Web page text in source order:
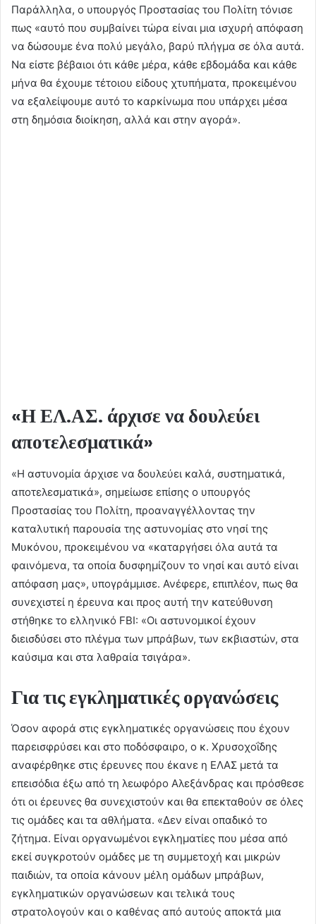
Παράλληλα, ο υπουργός Προστασίας του Πολίτη τόνισε
πως «αυτό που συμβαίνει τώρα είναι μια ισχυρή απόφαση
να δώσουμε ένα πολύ μεγάλο, βαρύ πλήγμα σε όλα αυτά.
Να είστε βέβαιοι ότι κάθε μέρα, κάθε εβδομάδα και κάθε
μήνα θα έχουμε τέτοιου είδους χτυπήματα, προκειμένου
να εξαλείψουμε αυτό το καρκίνωμα που υπάρχει μέσα
στη δημόσια διοίκηση, αλλά και στην αγορά».
«Η ΕΛ.ΑΣ. άρχισε να δουλεύει
αποτελεσματικά»
«Η αστυνομία άρχισε να δουλεύει καλά, συστηματικά,
αποτελεσματικά», σημείωσε επίσης ο υπουργός
Προστασίας του Πολίτη, προαναγγέλλοντας την
καταλυτική παρουσία της αστυνομίας στο νησί της
Μυκόνου, προκειμένου να «καταργήσει όλα αυτά τα
φαινόμενα, τα οποία δυσφημίζουν το νησί και αυτό είναι
απόφαση μας», υπογράμμισε. Ανέφερε, επιπλέον, πως θα
συνεχιστεί η έρευνα και προς αυτή την κατεύθυνση
στήθηκε το ελληνικό FBI: «Οι αστυνομικοί έχουν
διεισδύσει στο πλέγμα των μπράβων, των εκβιαστών, στα
καύσιμα και στα λαθραία τσιγάρα».
Για τις εγκληματικές οργανώσεις
Όσον αφορά στις εγκληματικές οργανώσεις που έχουν
παρεισφρύσει και στο ποδόσφαιρο, ο κ. Χρυσοχοΐδης
αναφέρθηκε στις έρευνες που έκανε η ΕΛΑΣ μετά τα
επεισόδια έξω από τη λεωφόρο Αλεξάνδρας και πρόσθεσε
ότι οι έρευνες θα συνεχιστούν και θα επεκταθούν σε όλες
τις ομάδες και τα αθλήματα. «Δεν είναι οπαδικό το
ζήτημα. Είναι οργανωμένοι εγκληματίες που μέσα από
εκεί συγκροτούν ομάδες με τη συμμετοχή και μικρών
παιδιών, τα οποία κάνουν μέλη ομάδων μπράβων,
εγκληματικών οργανώσεων και τελικά τους
στρατολογούν και ο καθένας από αυτούς αποκτά μια